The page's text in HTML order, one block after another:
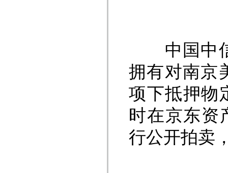
中国中信
拥有对南京
项下抵押物
时在京东资
行公开拍卖